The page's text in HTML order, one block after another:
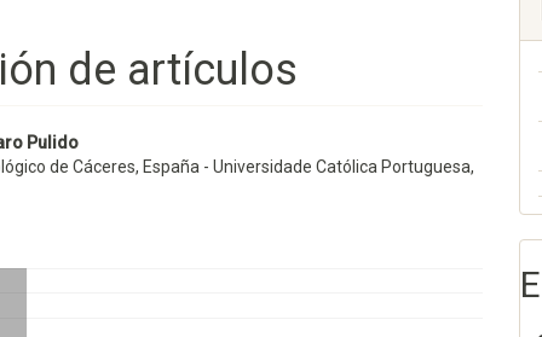
de artículos
Pulido
de Cáceres, España - Universidade Católica Portuguesa,